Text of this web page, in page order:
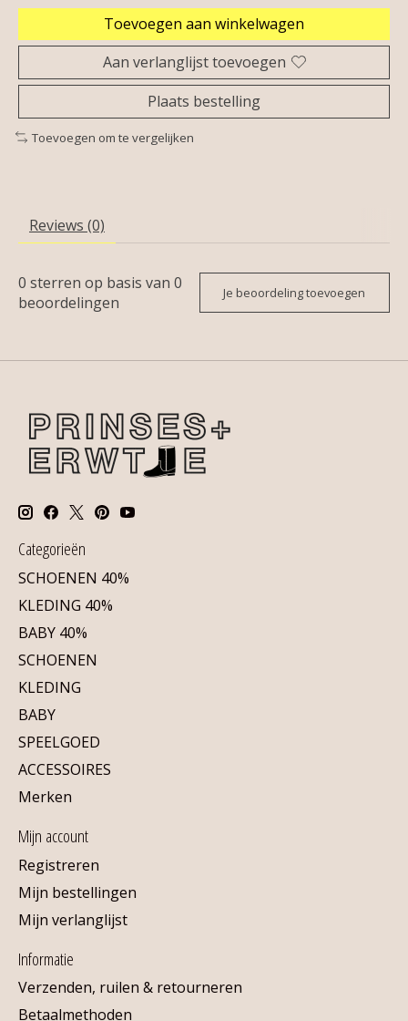
Toevoegen aan winkelwagen
Aan verlanglijst toevoegen
Plaats bestelling
Toevoegen om te vergelijken
Reviews (0)
0 sterren op basis van 0
beoordelingen
Je beoordeling toevoegen
Categorieën
SCHOENEN 40%
KLEDING 40%
BABY 40%
SCHOENEN
KLEDING
BABY
SPEELGOED
ACCESSOIRES
Merken
Mijn account
Registreren
Mijn bestellingen
Mijn verlanglijst
Informatie
Verzenden, ruilen & retourneren
Betaalmethoden